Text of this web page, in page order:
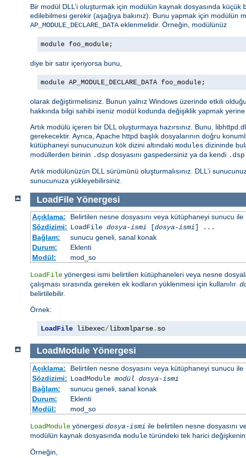
Bir modül DLL’i oluşturmak için modülün kaynak dosyasında
edilebilmesi gerekir (aşağıya bakınız). Bunu yapmak için modülün
AP_MODULE_DECLARE_DATA eklenmelidir. Örneğin, modülünüz
module foo_module;
diye bir satır içeriyorsa bunu,
module AP_MODULE_DECLARE_DATA foo_module;
olarak değiştirmelisiniz. Bunun yalnız Windows üzerinde etkili
hakkında bilgi sahibi iseniz modül kodunda değişiklik yapmak
Artık modülü içeren bir DLL oluşturmaya hazırsınız. Bunu,
gerekecektir. Ayrıca, Apache httpd başlık dosyalarının doğru
kütüphaneyi sunucunuzun kök dizini altındaki modules dizininde
modüllerden birinin .dsp dosyasını gaspedersiniz ya da kendi .dsp
Artık modülünüzün DLL sürümünü oluşturmalısınız. DLL’i
sunucunuza yükleyebilirsiniz.
LoadFile Yönergesi
Açıklama:
Belirtilen nesne dosyasını veya kütüphaneyi sunucu ile
Sözdizimi: LoadFile dosya-ismi [dosya-ismi] ...
Bağlam:
sunucu geneli, sanal konak
Durum:
Eklenti
Modül:
mod_so
LoadFile yönergesi ismi belirtilen kütüphaneleri veya nesne
çalışması sırasında gereken ek kodların yüklenmesi için kullanılır.
belirtilebilir.
Örnek:
LoadFile libexec/libxmlparse. so
LoadModule Yönergesi
Açıklama:
Belirtilen nesne dosyasını veya kütüphaneyi sunucu
Sözdizimi: LoadModule modül dosya-ismi
Bağlam:
sunucu geneli, sanal konak
Durum:
Eklenti
Modül:
mod_so
LoadModule yönergesi dosya-ismi ile belirtilen nesne dosyasını
modülün kaynak dosyasında module türündeki tek harici
Örneğin,